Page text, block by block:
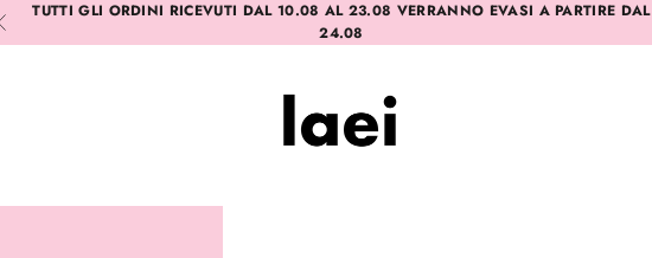
Precedente
TUTTI GLI ORDINI RICEVUTI DAL 10.08 AL 23.08 VERRANNO EVASI A PARTIRE DAL
24.08